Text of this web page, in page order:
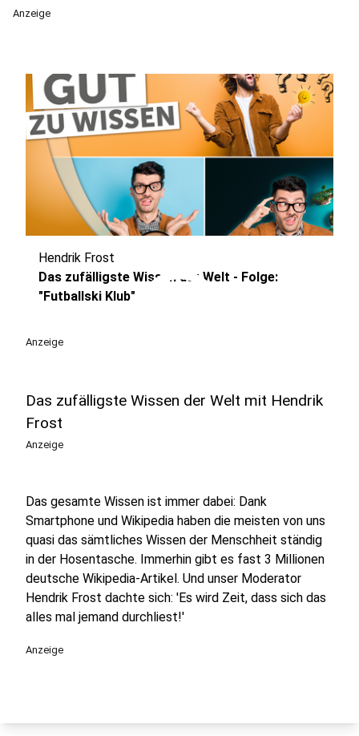
Anzeige
play_circle
Hendrik Frost
Das zufälligste Wissen der Welt - Folge:
"Futballski Klub"
Anzeige
Das zufälligste Wissen der Welt mit Hendrik
Frost
Anzeige
Das gesamte Wissen ist immer dabei: Dank
Smartphone und Wikipedia haben die meisten von uns
quasi das sämtliches Wissen der Menschheit ständig
in der Hosentasche. Immerhin gibt es fast 3 Millionen
deutsche Wikipedia-Artikel. Und unser Moderator
Hendrik Frost dachte sich: 'Es wird Zeit, dass sich das
alles mal jemand durchliest!'
Anzeige